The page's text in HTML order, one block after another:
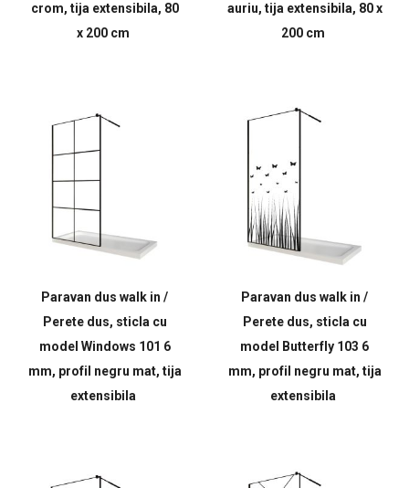
crom, tija extensibila, 80
x 200 cm
auriu, tija extensibila, 80 x
200 cm
Paravan dus walk in /
Perete dus, sticla cu
model Windows 101 6
mm, profil negru mat, tija
extensibila
Paravan dus walk in /
Perete dus, sticla cu
model Butterfly 103 6
mm, profil negru mat, tija
extensibila